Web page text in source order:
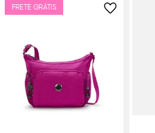
FRETE GRÁTIS